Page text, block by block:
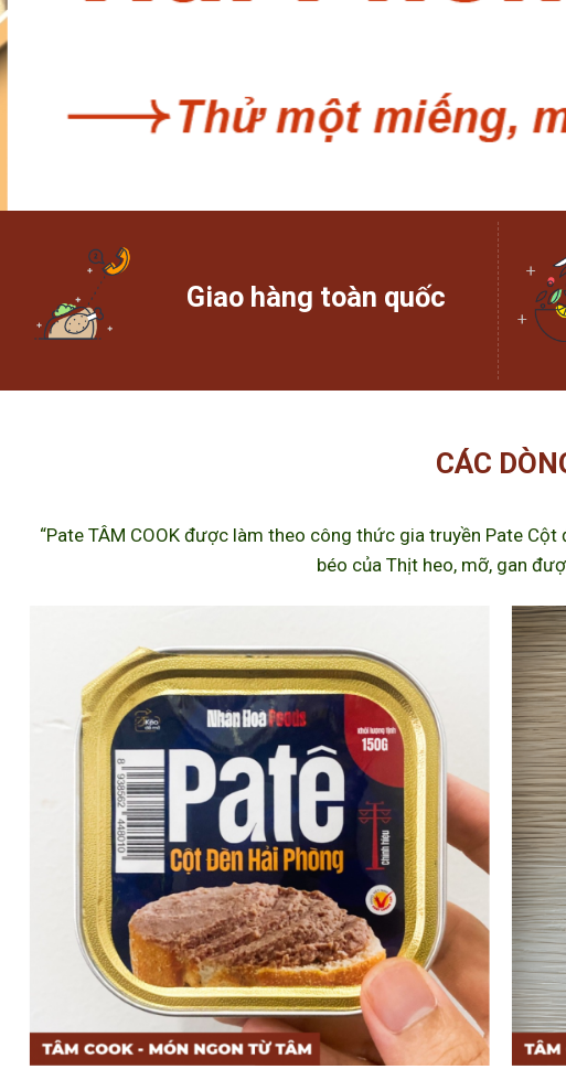
Giao hàng toàn quốc
CÁC
“Pate TÂM COOK được làm theo công thức gia truyền Pate
béo của Thịt heo, mỡ, gan